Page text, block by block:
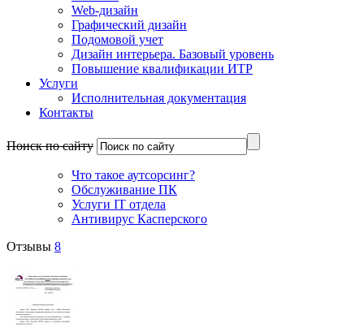
Web-дизайн
Графический дизайн
Подомовой учет
Дизайн интерьера. Базовый уровень
Повышение квалификации ИТР
Услуги
Исполнительная документация
Контакты
Поиск по сайту
Что такое аутсорсинг?
Обслуживание ПК
Услуги IT отдела
Антивирус Касперского
Отзывы 8